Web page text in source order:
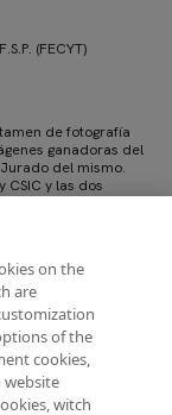
(FECYT)
de fotografía
ganadoras del
del mismo.
CSIC y las dos
on the
are
of the
cookies,
website
witch